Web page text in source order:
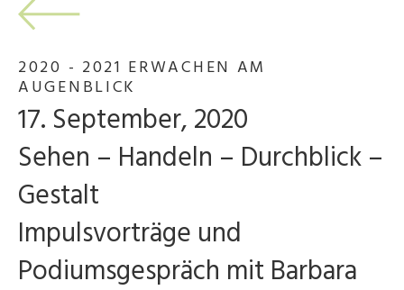
2020 - 2021 ERWACHEN AM
AUGENBLICK
17. September, 2020
Sehen – Handeln – Durchblick –
Gestalt
Impulsvorträge und
Podiumsgespräch mit Barbara